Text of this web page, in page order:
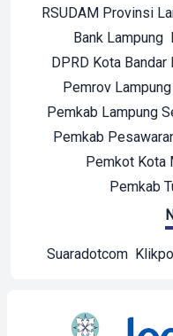
RSUDAM Provinsi
Bank Lampung
DPRD Kota Bandar
Pemrov Lampung
Pemkab Lampung
Pemkab
Pemkot Kota
Pemkab
Suaradotcom